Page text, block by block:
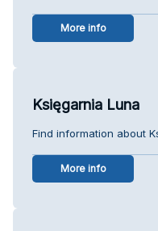
More info
Księgarnia Luna
Find information about
More info